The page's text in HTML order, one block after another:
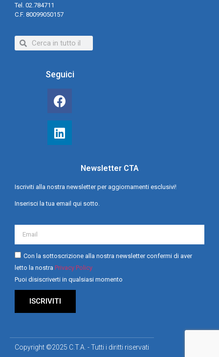
Tel. 02.784711
C.F. 80099050157
Seguici
Newsletter CTA
Iscriviti alla nostra newsletter per aggiornamenti esclusivi!
Inserisci la tua email qui sotto.
Con la sottoscrizione alla nostra newsletter confermi di aver
letto la nostra Privacy Policy
Puoi disiscriverti in qualsiasi momento
ISCRIVITI
Copyright ©2025 C.T.A. - Tutti i diritti riservati